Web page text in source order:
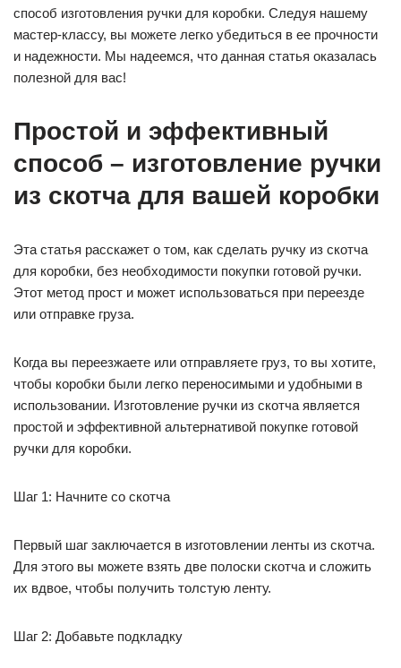
способ изготовления ручки для коробки. Следуя нашему
мастер-классу, вы можете легко убедиться в ее прочности
и надежности. Мы надеемся, что данная статья оказалась
полезной для вас!
Простой и эффективный
способ – изготовление ручки
из скотча для вашей коробки
Эта статья расскажет о том, как сделать ручку из скотча
для коробки, без необходимости покупки готовой ручки.
Этот метод прост и может использоваться при переезде
или отправке груза.
Когда вы переезжаете или отправляете груз, то вы хотите,
чтобы коробки были легко переносимыми и удобными в
использовании. Изготовление ручки из скотча является
простой и эффективной альтернативой покупке готовой
ручки для коробки.
Шаг 1: Начните со скотча
Первый шаг заключается в изготовлении ленты из скотча.
Для этого вы можете взять две полоски скотча и сложить
их вдвое, чтобы получить толстую ленту.
Шаг 2: Добавьте подкладку